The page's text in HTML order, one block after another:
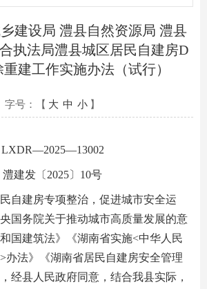
建设局 澧县自然资源局 澧县
执法局澧县城区居民自建房D
建工作实施办法（试行）
字号：【 大 中 小 】
LXDR—2025—13002
澧建发〔2025〕10号
自建房专项整治，促进城市安全运
国务院关于推动城市高质量发展的意
国建筑法》《湖南省实施<中华人民
>办法》《湖南省居民自建房安全管理
经县人民政府同意， 结合我县实际，